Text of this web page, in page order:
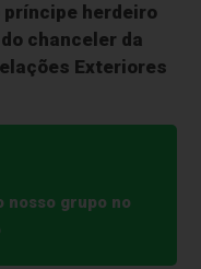
príncipe herdeiro
chanceler da
Exteriores
nosso grupo no